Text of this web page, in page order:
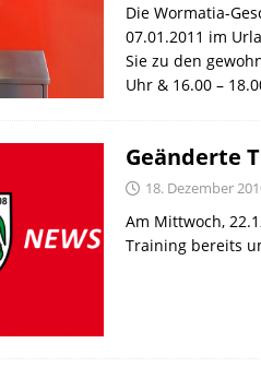
Die Wormatia-
07.01.2011 im
Sie zu den
Uhr & 16.00 –
Geänderte
18. Dezember
Am Mittwoch,
Training bereits